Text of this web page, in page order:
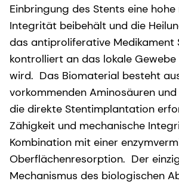
Einbringung des Stents eine
Integrität beibehält und die
das antiproliferative Medikament
kontrolliert an das lokale
wird. Das Biomaterial besteht
vorkommenden Aminosäuren
die direkte Stentimplantation
Zähigkeit und mechanische
Kombination mit einer
Oberflächenresorption. Der
Mechanismus des biologischen